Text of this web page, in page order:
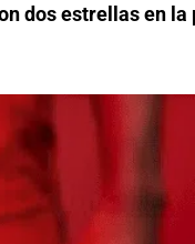
dos estrellas en